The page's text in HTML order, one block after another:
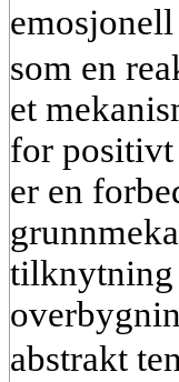
som en
et
for positivt
er en
tilknytning
abstrakt